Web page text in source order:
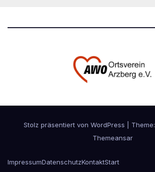
Stolz präsentiert von WordPress Theme:
Themeansar
ImpressumDatenschutzKontaktStart